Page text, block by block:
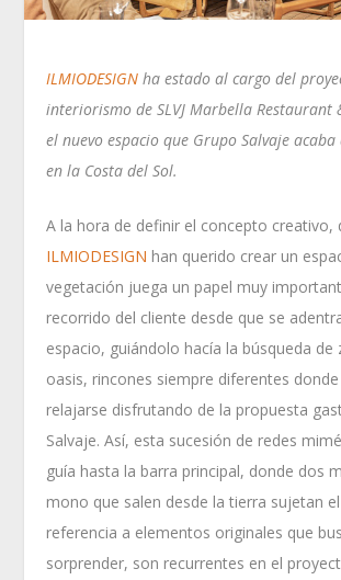
ILMIODESIGN ha estado al cargo del
interiorismo de SLVJ Marbella Restaurant
el nuevo espacio que Grupo Salvaje
en la Costa del Sol.
A la hora de definir el concepto creativo,
ILMIODESIGN han querido crear un
vegetación juega un papel muy
recorrido del cliente desde que se
espacio, guiándolo hacía la búsqueda de
oasis, rincones siempre diferentes
relajarse disfrutando de la propuesta
Salvaje. Así, esta sucesión de redes
guía hasta la barra principal, donde dos
mono que salen desde la tierra sujetan
referencia a elementos originales que
sorprender, son recurrentes en el